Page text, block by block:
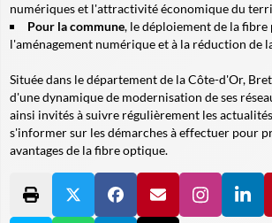
numériques et l'attractivité économique du
Pour la commune, le déploiement de la
l'aménagement numérique et à la réduction de
Située dans le département de la Côte-d'Or,
d'une dynamique de modernisation de ses
ainsi invités à suivre régulièrement les
s'informer sur les démarches à effectuer pour
avantages de la fibre optique.